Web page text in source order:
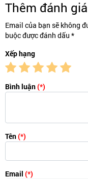
Thêm đánh giá
Email của bạn sẽ không
buộc được đánh dấu *
Xếp hạng
Bình luận(*)
Tên(*)
Email (*)